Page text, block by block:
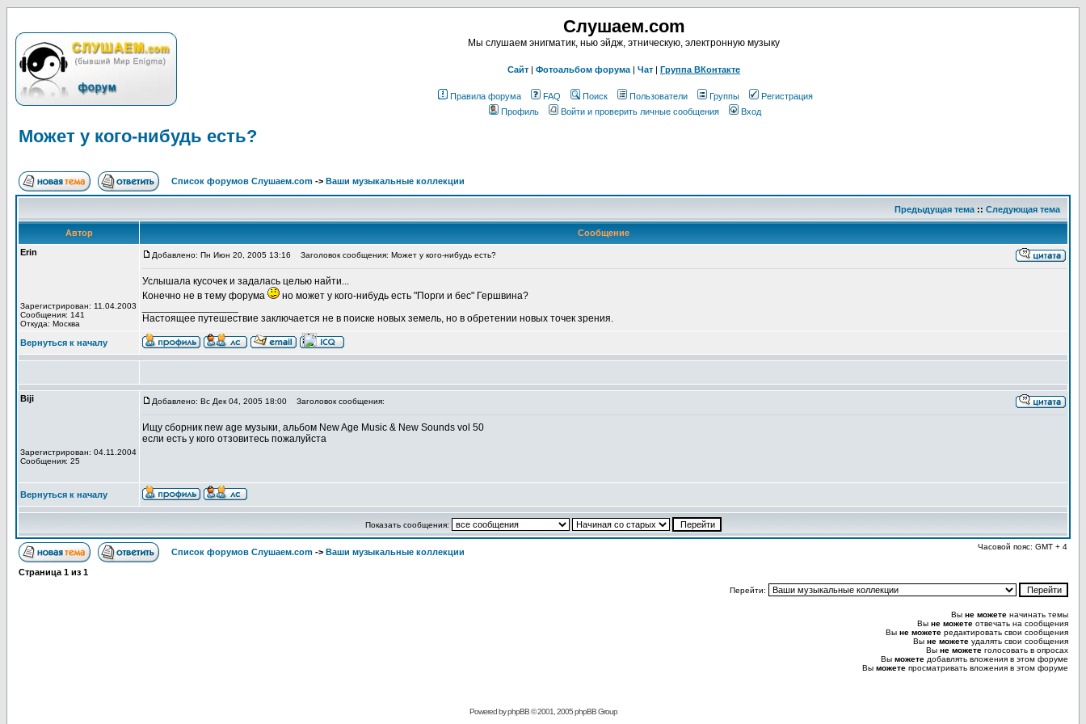
Слушаем.com
Мы слушаем энигматик, нью эйдж, этническую, электронную музыку
Сайт | Фотоальбом форума | Чат | Группа ВКонтакте
Правила форума FAQ Поиск Пользователи Группы
Регистрация
Профиль
Войти и проверить личные сообщения Вход
Может у кого-нибудь есть?
Список форумов Слушаем.com -> Ваши музыкальные коллекции
Предыдущая тема :: Следующая тема
Автор
Сообщение
Erin
Зарегистрирован: 11.04.2003
Сообщения: 141
Откуда: Москва
Добавлено: Пн Июн 20, 2005 13:16 Заголовок сообщения: Может у кого-нибудь есть?
Услышала кусочек и задалась целью найти...
Конечно не в тему форума
но может у кого-нибудь есть "Порги и бес" Гершвина?
Настоящее путешествие заключается не в поиске новых земель, но в обретении новых точек зрения.
Вернуться к началу
Biji
Зарегистрирован: 04.11.2004
Сообщения: 25
Добавлено: Вс Дек 04, 2005 18:00 Заголовок сообщения:
Ищу сборник new age музыки, альбом New Age Music & New Sounds vol 50
если есть у кого отзовитесь пожалуйста
Вернуться к началу
Показать сообщения:
Список форумов Слушаем.com -> Ваши музыкальные коллекции
Часовой пояс: GMT + 4
Страница 1 из 1
Перейти:
Вы не можете начинать темы
Вы не можете отвечать на сообщения
Вы не можете редактировать свои сообщения
Вы не можете удалять свои сообщения
Вы не можете голосовать в опросах
Вы можете добавлять вложения в этом форуме
Вы можете просматривать вложения в этом форуме
Powered by phpBB © 2001, 2005 phpBB Group